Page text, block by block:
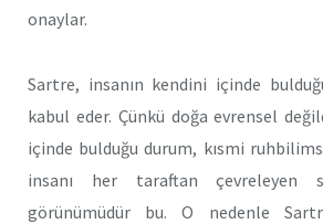
onaylar.
Sartre, insanın kendini içinde
kabul eder. Çünkü doğa evrensel
içinde bulduğu durum, kısmi
insanı her taraftan çevreleyen
görünümüdür bu. O nedenle